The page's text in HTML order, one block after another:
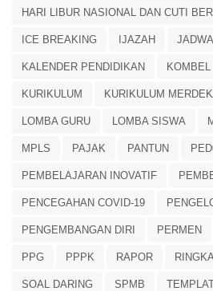
HARI LIBUR NASIONAL DAN CUTI
ICE BREAKING IJAZAH JADWAL
KALENDER PENDIDIKAN KOMBEL
KURIKULUM KURIKULUM
LOMBA GURU LOMBA SISWA
MPLS PAJAK PANTUN
PEMBELAJARAN INOVATIF
PENCEGAHAN COVID-19
PENGEMBANGAN DIRI PERMEN
PPG PPPK RAPOR
SOAL DARING SPMB